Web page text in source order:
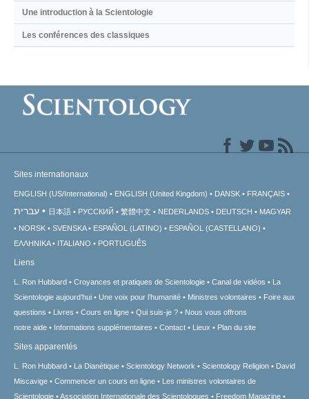
Une introduction à la Scientologie
Les conférences des classiques
Sites internationaux
ENGLISH (US/International) ENGLISH (United Kingdom) DANSK FRANÇAIS
עברית 日本語 РУССКИЙ 繁體中文 NEDERLANDS DEUTSCH
MAGYAR
NORSK
SVENSKA ESPAÑOL (LATINO)
ESPAÑOL (CASTELLANO)
ΕΛΛΗΝΙΚA
ITALIANO PORTUGUÊS
Liens
L. Ron Hubbard Croyances et pratiques de Scientologie Canal de vidéos
La
Scientologie aujourd’hui
Une voix pour l’humanité Ministres volontaires
Foire aux
questions
Livres Cours en ligne Qui suis-je ?
Nous vous offrons
notre aide
Informations supplémentaires Contact Lieux Plan du site
Sites apparentés
L. Ron Hubbard La Dianétique Scientology Network Scientology Religion
David
Miscavige
Commencer un cours en ligne
Les ministres volontaires de
Scientologie
Association Internationale des Scientologues Freedom Magazine